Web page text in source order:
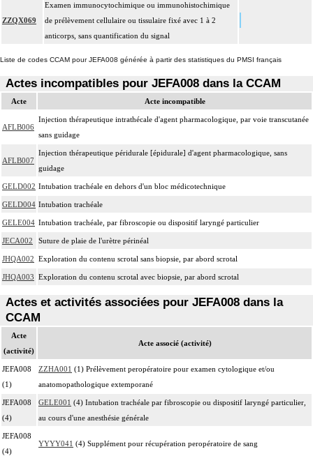
ZZQX069
Examen immunocytochimique ou immunohistochimique
de prélèvement cellulaire ou tissulaire fixé avec 1 à 2
anticorps, sans quantification du signal
Liste de codes CCAM pour JEFA008 générée à partir des statistiques du PMSI français
Actes incompatibles pour JEFA008 dans la CCAM
Acte Acte incompatible
AFLB006
Injection thérapeutique intrathécale d'agent pharmacologique, par voie transcutanée
sans guidage
AFLB007
Injection thérapeutique péridurale [épidurale] d'agent pharmacologique, sans
guidage
GELD002 Intubation trachéale en dehors d'un bloc médicotechnique
GELD004 Intubation trachéale
GELE004 Intubation trachéale, par fibroscopie ou dispositif laryngé particulier
JECA002 Suture de plaie de l'urètre périnéal
JHQA002 Exploration du contenu scrotal sans biopsie, par abord scrotal
JHQA003 Exploration du contenu scrotal avec biopsie, par abord scrotal
Actes et activités associées pour JEFA008 dans la
CCAM
Acte
(activité)
Acte associé (activité)
JEFA008
(1)
ZZHA001 (1) Prélèvement peropératoire pour examen cytologique et/ou
anatomopathologique extemporané
JEFA008
(4)
GELE001 (4) Intubation trachéale par fibroscopie ou dispositif laryngé particulier,
au cours d'une anesthésie générale
JEFA008
(4)
YYYY041 (4) Supplément pour récupération peropératoire de sang